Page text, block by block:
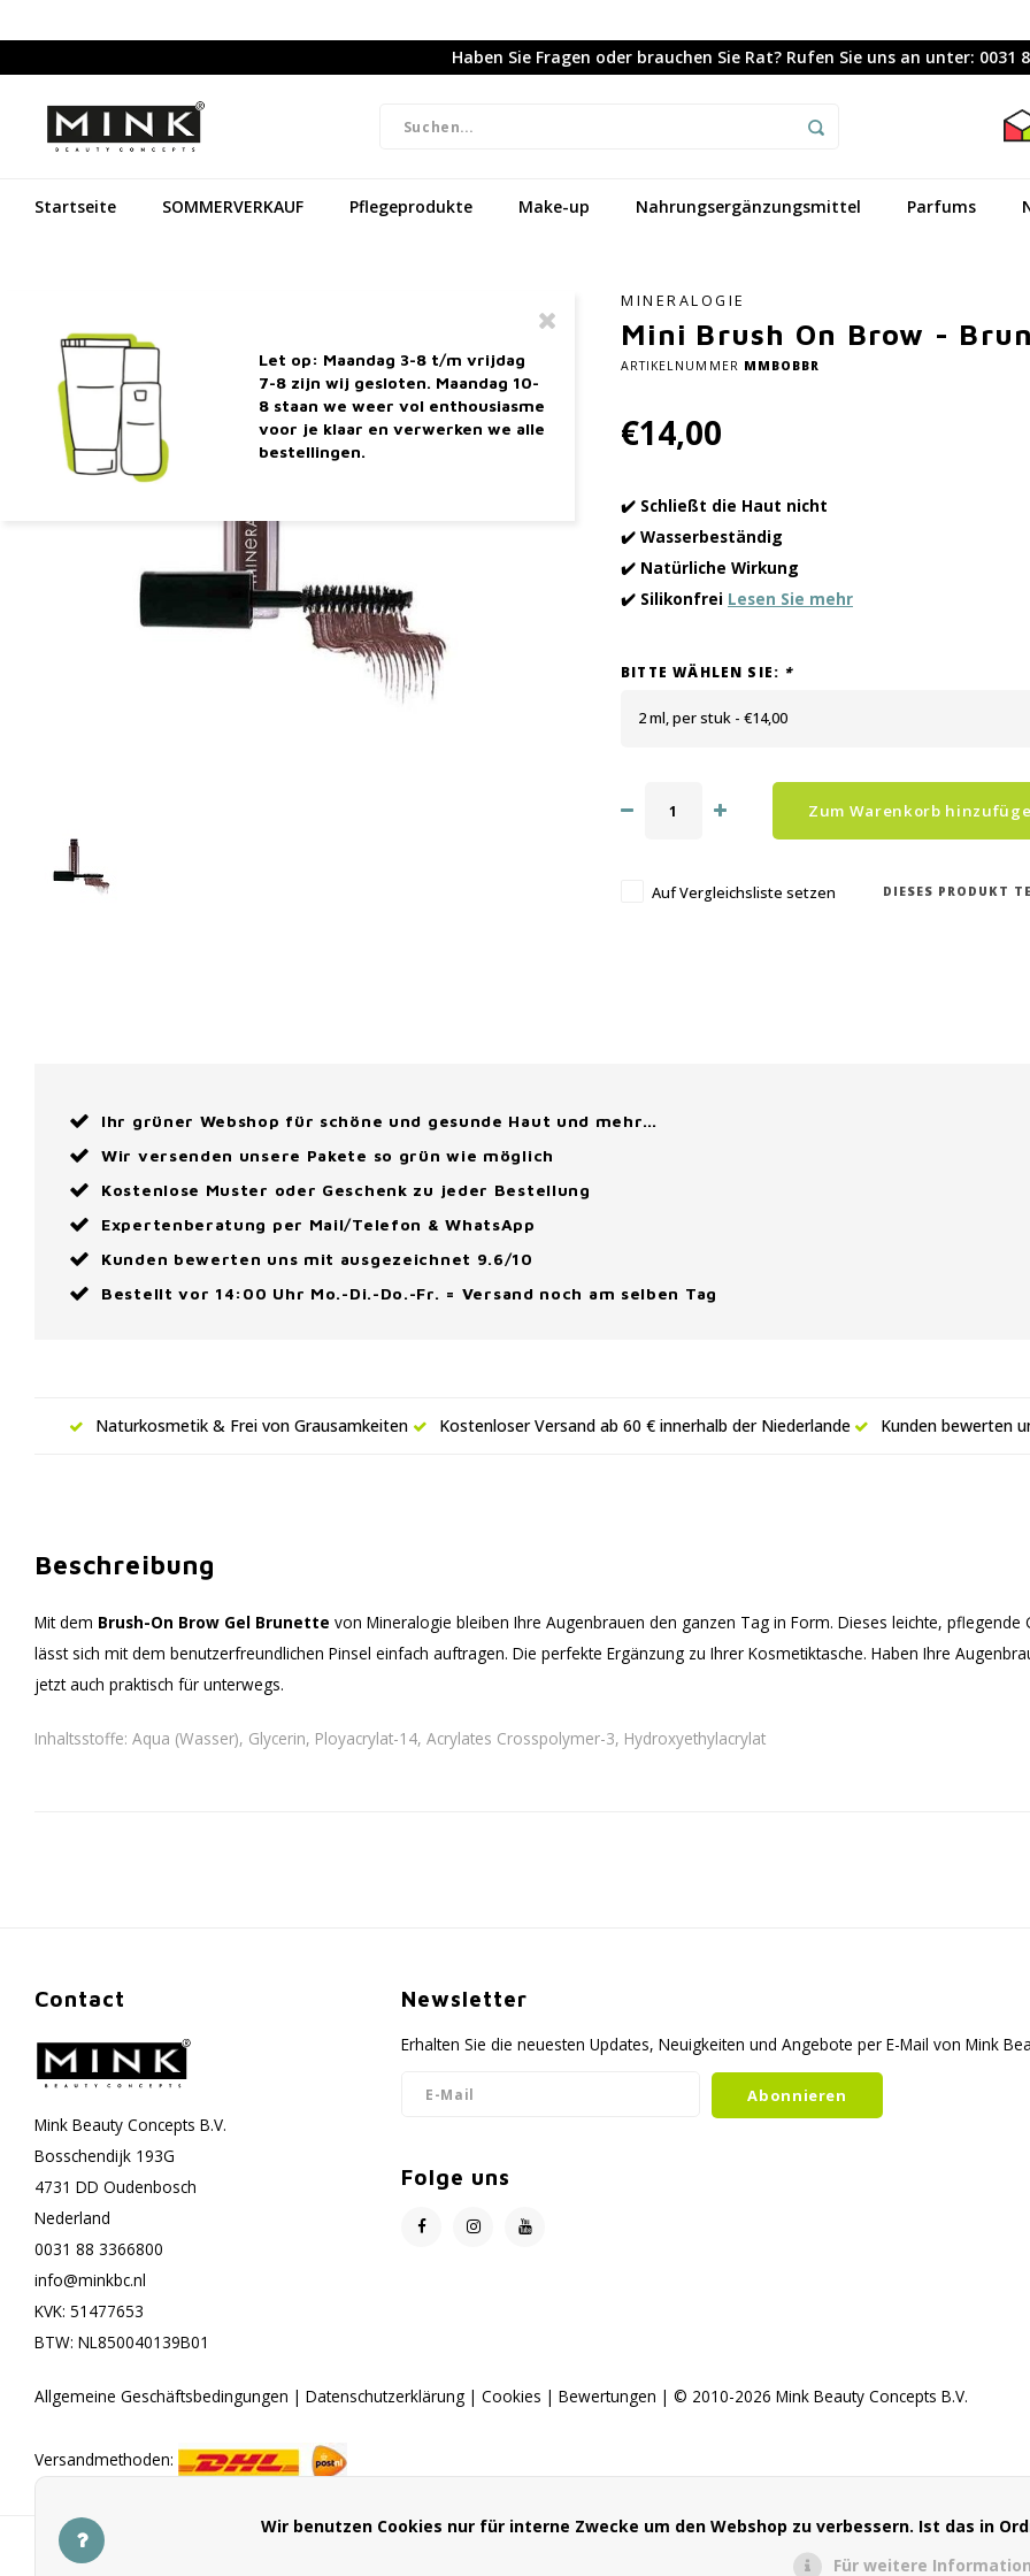
Haben Sie Fragen oder brauchen Sie Rat? Rufen Sie uns an unter: 0031
Startseite SOMMERVERKAUF Pflegeprodukte Make-up Nahrungsergänzungsmittel Parfums
Let op: Maandag 3-8 t/m vrijdag
7-8 zijn wij gesloten. Maandag 10-
8 staan we weer vol enthousiasme
voor je klaar en verwerken we alle
bestellingen.
MINERALOGIE
Mini Brush On Brow -
ARTIKELNUMMER MMBOBBR
€14,00
✔️ Schließt die Haut nicht
✔️ Wasserbeständig
✔️ Natürliche Wirkung
✔️ Silikonfrei Lesen Sie mehr
BITTE WÄHLEN SIE: *
2 ml, per stuk - €14,00
Zum Warenkorb
Auf Vergleichsliste setzen DIESES PRODUKT
Ihr grüner Webshop für schöne und gesunde Haut und mehr…
Wir versenden unsere Pakete so grün wie möglich
Kostenlose Muster oder Geschenk zu jeder Bestellung
Expertenberatung per Mail/Telefon & WhatsApp
Kunden bewerten uns mit ausgezeichnet 9.6/10
Bestellt vor 14:00 Uhr Mo.-Di.-Do.-Fr. = Versand noch am selben Tag
Naturkosmetik & Frei von Grausamkeiten Kostenloser Versand ab 60 € innerhalb der Niederlande Kunden bewerten
Beschreibung
Mit dem Brush-On Brow Gel Brunette von Mineralogie bleiben Ihre Augenbrauen den ganzen Tag in Form. Dieses leichte,
lässt sich mit dem benutzerfreundlichen Pinsel einfach auftragen. Die perfekte Ergänzung zu Ihrer Kosmetiktasche. Haben Ihre
jetzt auch praktisch für unterwegs.
Inhaltsstoffe: Aqua (Wasser), Glycerin, Ployacrylat-14, Acrylates Crosspolymer-3, Hydroxyethylacrylat
Contact
Mink Beauty Concepts B.V.
Bosschendijk 193G
4731 DD Oudenbosch
Nederland
0031 88 3366800
info@minkbc.nl
KVK: 51477653
BTW: NL850040139B01
Newsletter
Erhalten Sie die neuesten Updates, Neuigkeiten und Angebote per E-Mail von Mink
Abonnieren
Folge uns
Allgemeine Geschäftsbedingungen | Datenschutzerklärung | Cookies | Bewertungen | © 2010-2026 Mink Beauty Concepts B.V.
Versandmethoden:
Zahlungsmethoden
Wir benutzen Cookies nur für interne Zwecke um den Webshop zu verbessern. Ist das in
Für weitere